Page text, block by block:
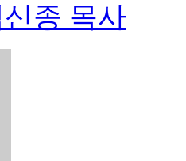
종 목사